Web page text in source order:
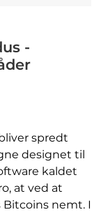
-
spredt
designet til
kaldet
at ved at
nemt. I